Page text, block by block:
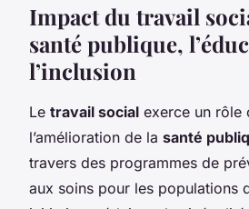
Impact du travail
santé publique,
l’inclusion
Le travail social exerce un rôle
l’amélioration de la santé
travers des programmes de
aux soins pour les populations